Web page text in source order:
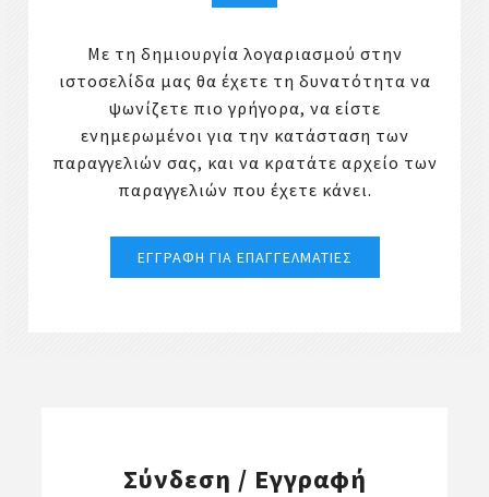
Με τη δημιουργία λογαριασμού στην
ιστοσελίδα μας θα έχετε τη δυνατότητα να
ψωνίζετε πιο γρήγορα, να είστε
ενημερωμένοι για την κατάσταση των
παραγγελιών σας, και να κρατάτε αρχείο των
παραγγελιών που έχετε κάνει.
Σύνδεση / Εγγραφή